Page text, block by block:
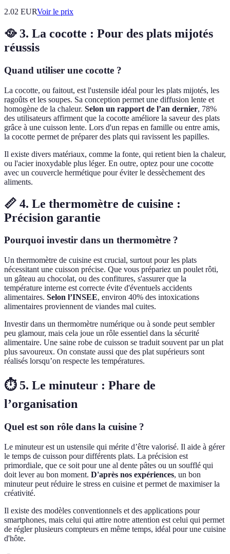
2.02 EURVoir le prix
🥘 3. La cocotte : Pour des plats mijotés
réussis
Quand utiliser une cocotte ?
La cocotte, ou faitout, est l'ustensile idéal pour les plats mijotés, les
ragoûts et les soupes. Sa conception permet une diffusion lente et
homogène de la chaleur. Selon un rapport de l’an dernier, 78%
des utilisateurs affirment que la cocotte améliore la saveur des plats
grâce à une cuisson lente. Lors d'un repas en famille ou entre amis,
la cocotte permet de préparer des plats qui ravissent les papilles.
Il existe divers matériaux, comme la fonte, qui retient bien la chaleur,
ou l'acier inoxydable plus léger. En outre, optez pour une cocotte
avec un couvercle hermétique pour éviter le dessèchement des
aliments.
📏 4. Le thermomètre de cuisine :
Précision garantie
Pourquoi investir dans un thermomètre ?
Un thermomètre de cuisine est crucial, surtout pour les plats
nécessitant une cuisson précise. Que vous prépariez un poulet rôti,
un gâteau au chocolat, ou des confitures, s'assurer que la
température interne est correcte évite d'éventuels accidents
alimentaires. Selon l’INSEE, environ 40% des intoxications
alimentaires proviennent de viandes mal cuites.
Investir dans un thermomètre numérique ou à sonde peut sembler
peu glamour, mais cela joue un rôle essentiel dans la sécurité
alimentaire. Une saine robe de cuisson se traduit souvent par un plat
plus savoureux. On constate aussi que des plat supérieurs sont
réalisés lorsqu’on respecte les températures.
⏱️ 5. Le minuteur : Phare de
l’organisation
Quel est son rôle dans la cuisine ?
Le minuteur est un ustensile qui mérite d’être valorisé. Il aide à gérer
le temps de cuisson pour différents plats. La précision est
primordiale, que ce soit pour une al dente pâtes ou un soufflé qui
doit lever au bon moment. D'après nos expériences, un bon
minuteur peut réduire le stress en cuisine et permet de maximiser la
créativité.
Il existe des modèles conventionnels et des applications pour
smartphones, mais celui qui attire notre attention est celui qui permet
de régler plusieurs compteurs en même temps, idéal pour une cuisine
d'hôte.